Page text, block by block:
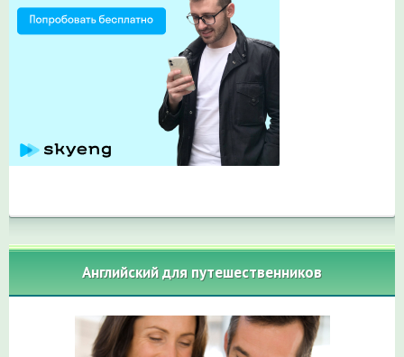
Английский для путешественников